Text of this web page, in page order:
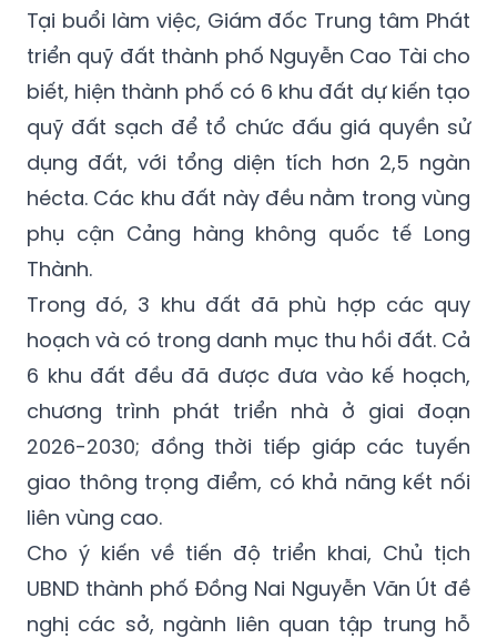
Tại buổi làm việc, Giám đốc Trung tâm Phát
triển quỹ đất thành phố Nguyễn Cao Tài cho
biết, hiện thành phố có 6 khu đất dự kiến tạo
quỹ đất sạch để tổ chức đấu giá quyền sử
dụng đất, với tổng diện tích hơn 2,5 ngàn
hécta. Các khu đất này đều nằm trong vùng
phụ cận Cảng hàng không quốc tế Long
Thành.
Trong đó, 3 khu đất đã phù hợp các quy
hoạch và có trong danh mục thu hồi đất. Cả
6 khu đất đều đã được đưa vào kế hoạch,
chương trình phát triển nhà ở giai đoạn
2026-2030; đồng thời tiếp giáp các tuyến
giao thông trọng điểm, có khả năng kết nối
liên vùng cao.
Cho ý kiến về tiến độ triển khai, Chủ tịch
UBND thành phố Đồng Nai Nguyễn Văn Út đề
nghị các sở, ngành liên quan tập trung hỗ